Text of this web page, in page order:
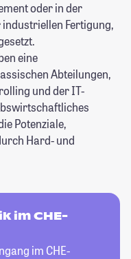
oder in der
Fertigung,
eine
Abteilungen,
und der IT-
Potenziale,
Hard- und
im CHE-
im CHE-